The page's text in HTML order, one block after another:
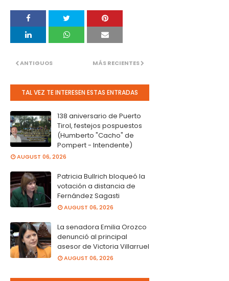
MÁS RECIENTES
ANTIGUOS
TAL VEZ TE INTERESEN ESTAS ENTRADAS
138 aniversario de Puerto
Tirol, festejos pospuestos
(Humberto "Cacho" de
Pompert - Intendente)
AUGUST 06, 2026
Patricia Bullrich bloqueó la
votación a distancia de
Fernández Sagasti
AUGUST 06, 2026
La senadora Emilia Orozco
denunció al principal
asesor de Victoria Villarruel
AUGUST 06, 2026